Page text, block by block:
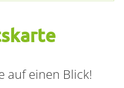
auf einen Blick!